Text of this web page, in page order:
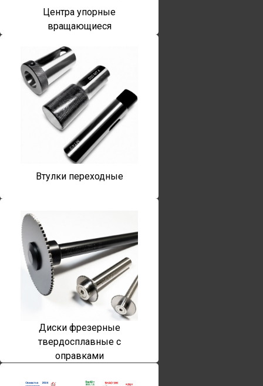
Центра упорные
вращающиеся
Втулки переходные
Диски фрезерные
твердосплавные с
оправками